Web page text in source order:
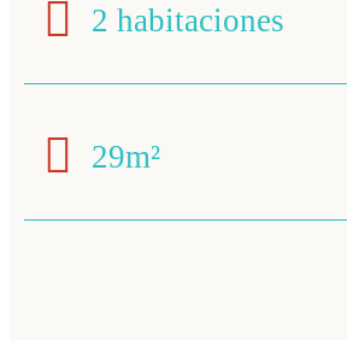
2 habitaciones
29m²